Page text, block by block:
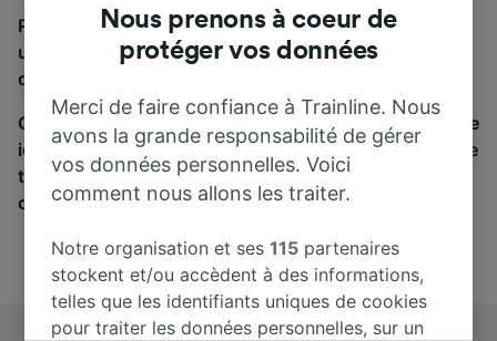
Pour trouver des billets de bus, lancez simplement
une recherche ci-dessus. Nous comparons les temps
de trajets et les prix des voyages, en train et en bus.
Qu’importe votre destination, votre voyage commence
ici. Nous collaborons avec plus de 170 compagnies de
train et de bus. Consultez et achetez vos billets sur
cette page.
Nous prenons à coeur de
protéger vos données
Merci de faire confiance à Trainline. Nous
avons la grande responsabilité de gérer
vos données personnelles. Voici
comment nous allons les traiter.
Notre organisation et ses115 partenaires
stockent et/ou accèdent à des informations,
telles que les identifiants uniques de cookies
pour traiter les données personnelles, sur un